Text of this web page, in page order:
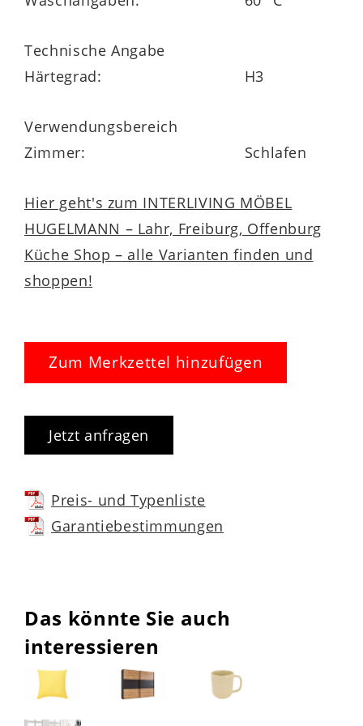
Liegefläche besteht der Bezug aus 75 %
Auf Border und Unterseite ist er zu 100 %
aus Polyester gefertigt – inklusive
Klimafaser-Versteppung von 100 g/qm.
Alternativ steht Ihnen die erstklassige
Matratzen Serie 1925 auch noch in einem
anderen Härtegrad zur Wahl. Sie ist
außerdem in vielen Größen erhältlich. Alle
Matratzen des Programms haben 5 Jahre
Technische Angabe
Härtegrad:
H3
Verwendungsbereich
Zimmer:
Schlafen
Hier geht's zum INTERLIVING MÖBEL
HUGELMANN – Lahr, Freiburg, Offenburg
Küche Shop – alle Varianten finden und
shoppen!
Zum Merkzettel hinzufügen
Jetzt anfragen
Preis- und Typenliste
Garantiebestimmungen
Das könnte Sie auch
interessieren